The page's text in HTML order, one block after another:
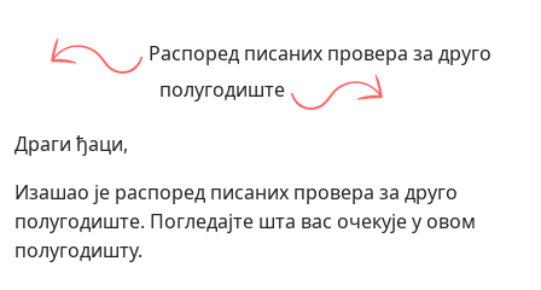
Распоред писаних провера за друго
полугодиште
Драги ђаци,
Изашао је распоред писаних провера за друго
полугодиште. Погледајте шта вас очекује у овом
полугодишту.